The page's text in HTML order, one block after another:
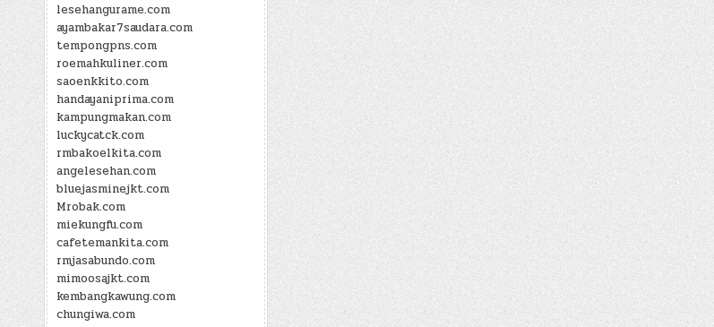
lesehangurame.com
ayambakar7saudara.com
tempongpns.com
roemahkuliner.com
saoenkkito.com
handayaniprima.com
kampungmakan.com
luckycatck.com
rmbakoelkita.com
angelesehan.com
bluejasminejkt.com
Mrobak.com
miekungfu.com
cafetemankita.com
rmjasabundo.com
mimoosajkt.com
kembangkawung.com
chungiwa.com